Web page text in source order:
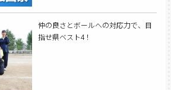
仲の良さとボールへの対応力で、目
指せ県ベスト4！